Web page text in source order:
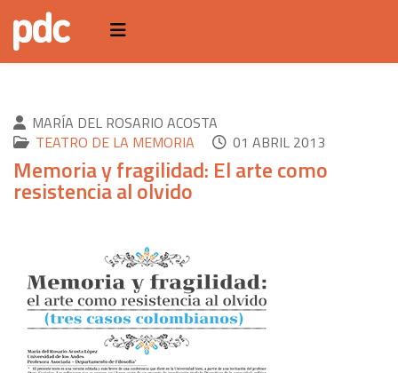
MARÍA DEL ROSARIO ACOSTA
TEATRO DE LA MEMORIA
01 ABRIL 2013
Memoria y fragilidad: El arte como
resistencia al olvido